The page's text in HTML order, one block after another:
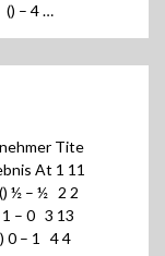
() – 4 …
Tite
At 1 11
½ – ½ 2 2
– 0 3 13
0 – 1 4 4